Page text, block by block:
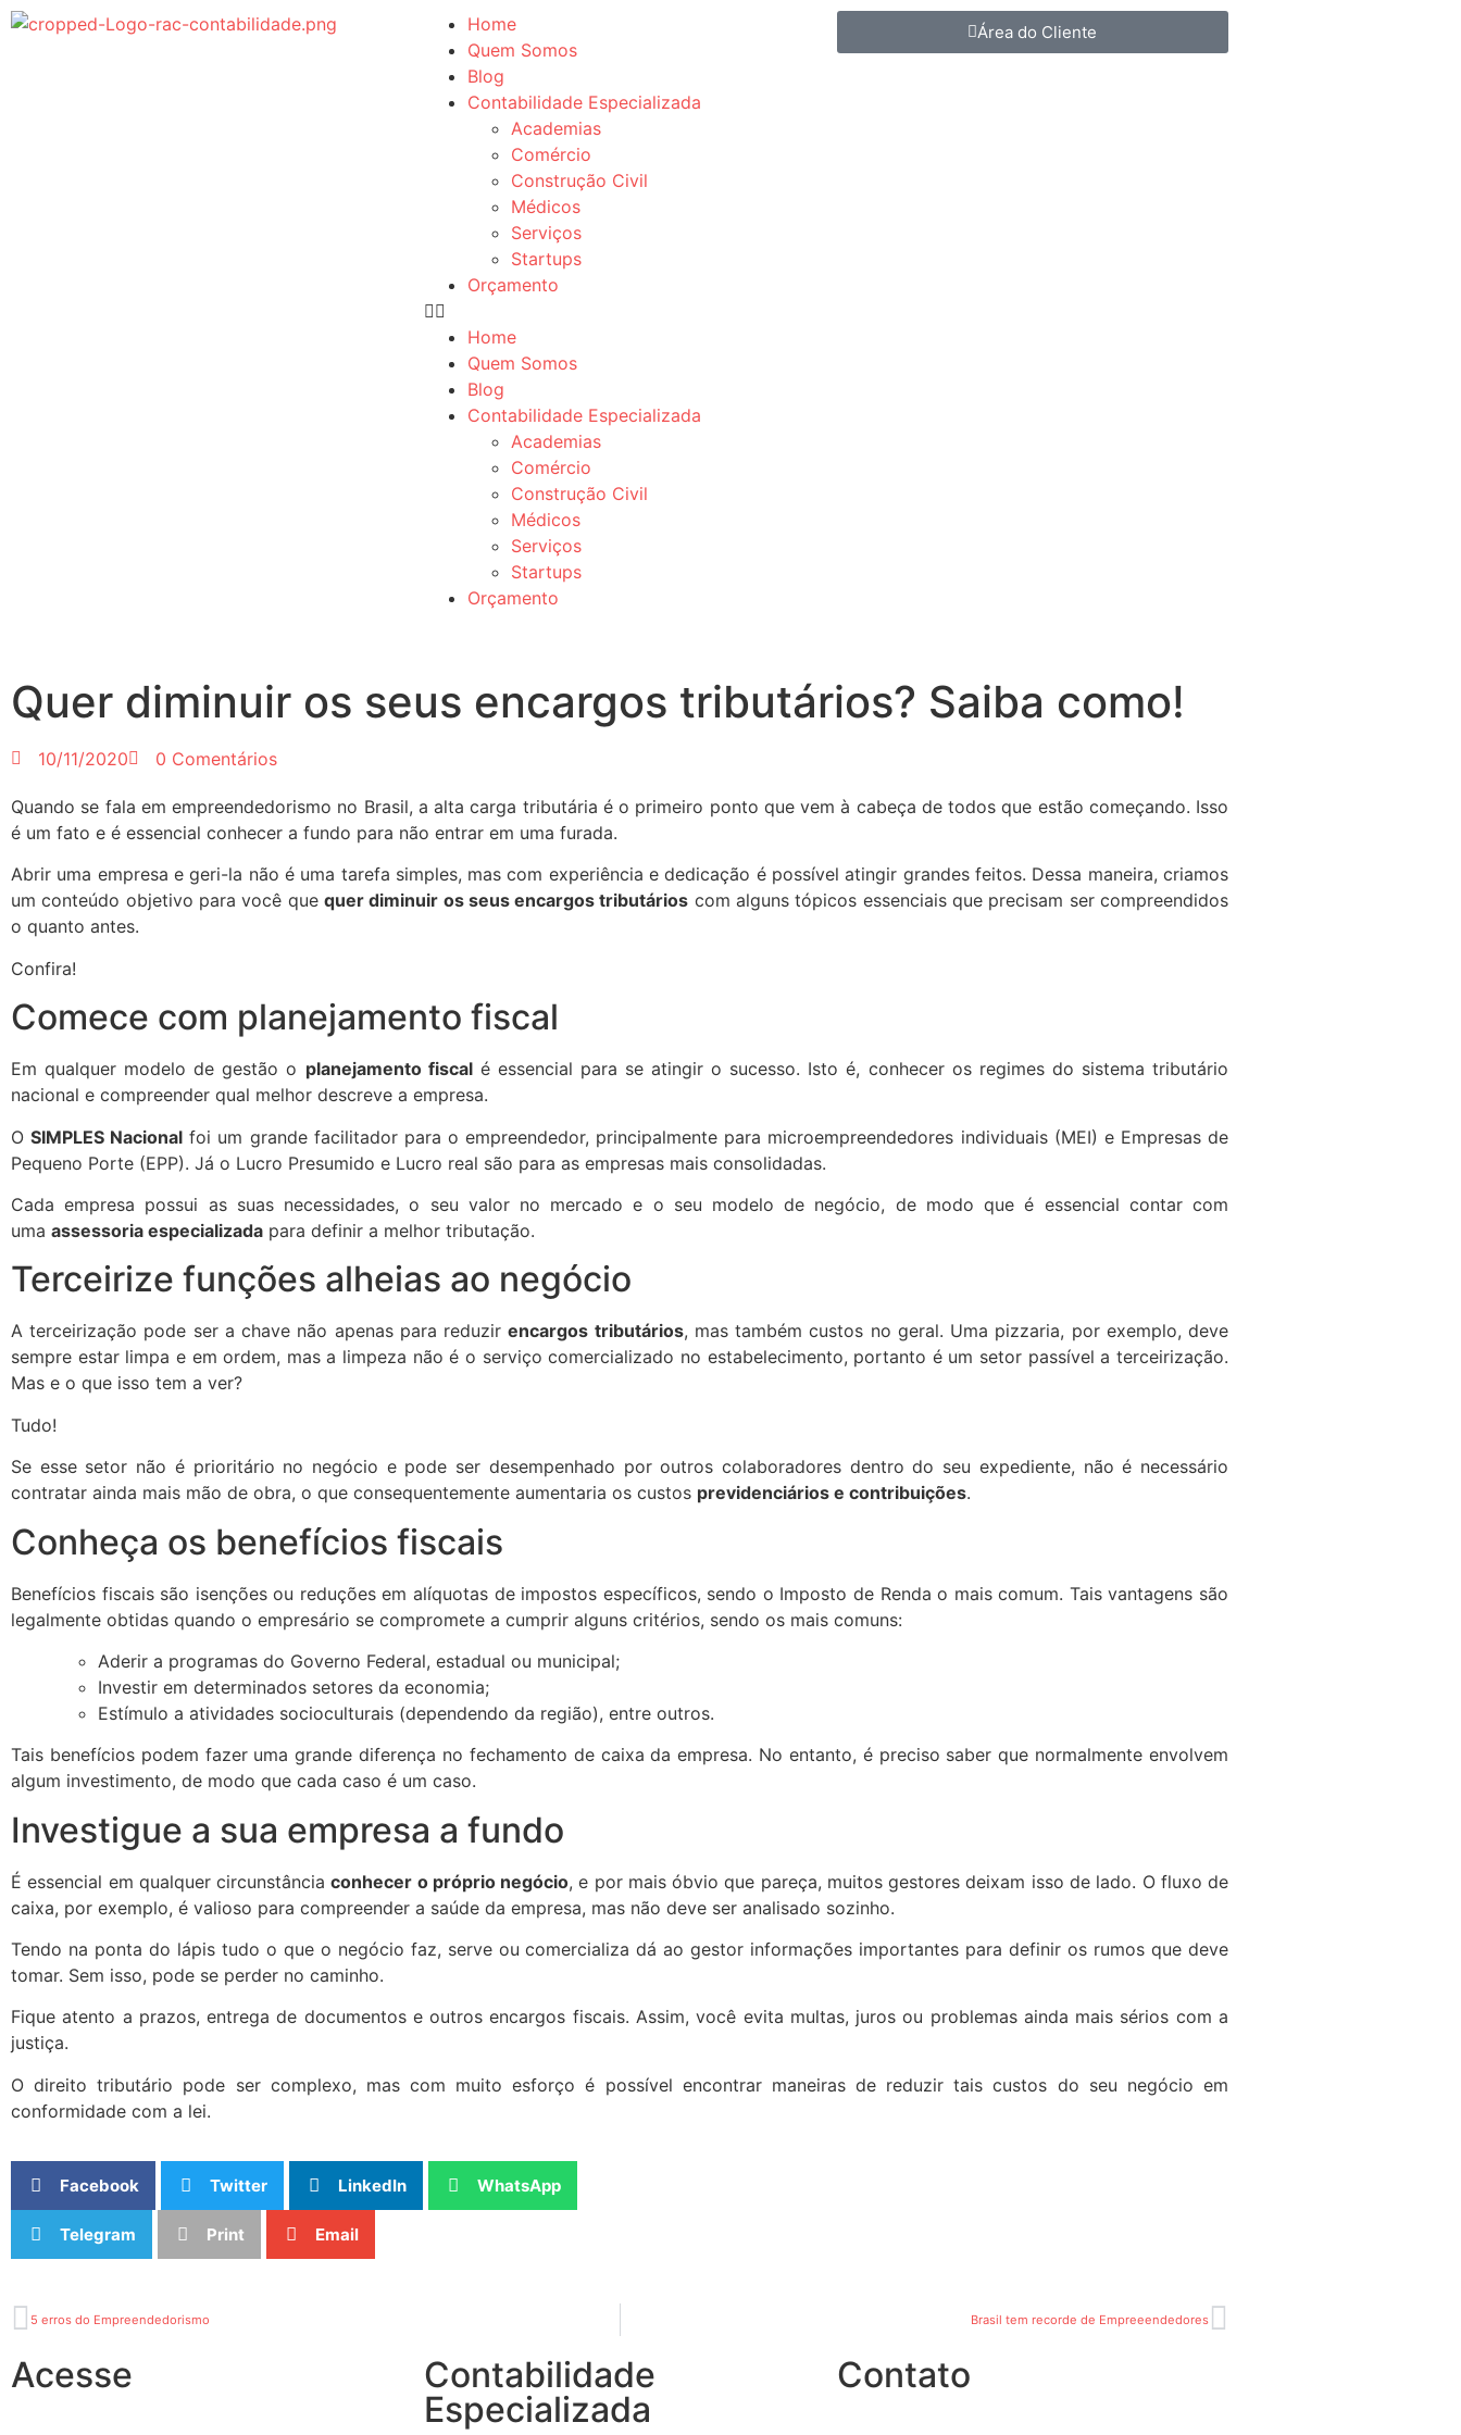
Home
Quem Somos
Blog
Contabilidade Especializada
Academias
Comércio
Construção Civil
Médicos
Serviços
Startups
Orçamento
Home
Quem Somos
Blog
Contabilidade Especializada
Academias
Comércio
Construção Civil
Médicos
Serviços
Startups
Orçamento
Área do Cliente
Quer diminuir os seus encargos tributários? Saiba como!
10/11/2020 0 Comentários
Quando se fala em empreendedorismo no Brasil, a alta carga tributária é o primeiro ponto que vem à cabeça de todos que estão começando. Isso
é um fato e é essencial conhecer a fundo para não entrar em uma furada.
Abrir uma empresa e geri-la não é uma tarefa simples, mas com experiência e dedicação é possível atingir grandes feitos. Dessa maneira, criamos
um conteúdo objetivo para você que quer diminuir os seus encargos tributários com alguns tópicos essenciais que precisam ser compreendidos
o quanto antes.
Confira!
Comece com planejamento fiscal
Em qualquer modelo de gestão o planejamento fiscalé essencial para se atingir o sucesso. Isto é, conhecer os regimes do sistema tributário
nacional e compreender qual melhor descreve a empresa.
OSIMPLES Nacional foi um grande facilitador para o empreendedor, principalmente para microempreendedores individuais (MEI) e Empresas de
Pequeno Porte (EPP). Já o Lucro Presumido e Lucro real são para as empresas mais consolidadas.
Cada empresa possui as suas necessidades, o seu valor no mercado e o seu modelo de negócio, de modo que é essencial contar com
uma assessoria especializada para definir a melhor tributação.
Terceirize funções alheias ao negócio
A terceirização pode ser a chave não apenas para reduzirencargos tributários, mas também custos no geral. Uma pizzaria, por exemplo, deve
sempre estar limpa e em ordem, mas a limpeza não é o serviço comercializado no estabelecimento, portanto é um setor passível a terceirização.
Mas e o que isso tem a ver?
Tudo!
Se esse setor não é prioritário no negócio e pode ser desempenhado por outros colaboradores dentro do seu expediente, não é necessário
contratar ainda mais mão de obra, o que consequentemente aumentaria os custos previdenciários e contribuições.
Conheça os benefícios fiscais
Benefícios fiscais são isenções ou reduções em alíquotas de impostos específicos, sendo o Imposto de Renda o mais comum. Tais vantagens são
legalmente obtidas quando o empresário se compromete a cumprir alguns critérios, sendo os mais comuns:
Aderir a programas do Governo Federal, estadual ou municipal;
Investir em determinados setores da economia;
Estímulo a atividades socioculturais (dependendo da região), entre outros.
Tais benefícios podem fazer uma grande diferença no fechamento de caixa da empresa. No entanto, é preciso saber que normalmente envolvem
algum investimento, de modo que cada caso é um caso.
Investigue a sua empresa a fundo
É essencial em qualquer circunstânciaconhecer o próprio negócio, e por mais óbvio que pareça, muitos gestores deixam isso de lado. O fluxo de
caixa, por exemplo, é valioso para compreender a saúde da empresa, mas não deve ser analisado sozinho.
Tendo na ponta do lápis tudo o que o negócio faz, serve ou comercializa dá ao gestor informações importantes para definir os rumos que deve
tomar. Sem isso, pode se perder no caminho.
Fique atento a prazos, entrega de documentos e outros encargos fiscais. Assim, você evita multas, juros ou problemas ainda mais sérios com a
justiça.
O direito tributário pode ser complexo, mas com muito esforço é possível encontrar maneiras de reduzir tais custos do seu negócio em
conformidade com a lei.
Facebook Twitter LinkedIn WhatsApp
Telegram Print Email
5 erros do Empreendedorismo Brasil tem recorde de Empreeendedores
Acesse
Contabilidade
Especializada
Contato